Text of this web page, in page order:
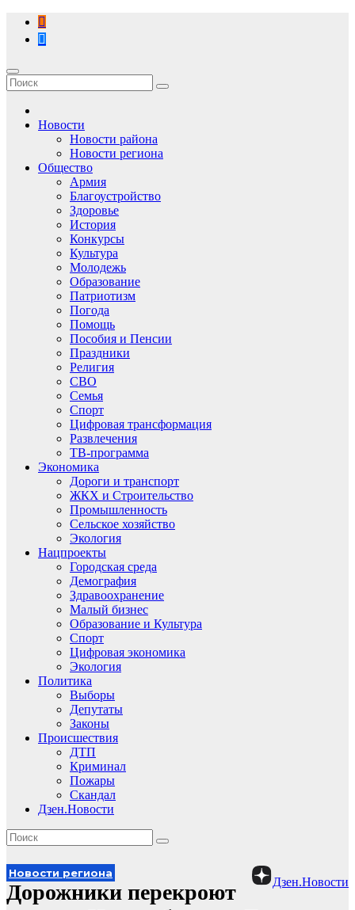
Перейти
содержимому
Новости
Новости района
Новости региона
Общество
Армия
Благоустройство
Здоровье
История
Конкурсы
Культура
Молодежь
Образование
Патриотизм
Погода
Помощь
Пособия и Пенсии
Праздники
Религия
СВО
Семья
Спорт
Цифровая трансформация
Развлечения
ТВ-программа
Экономика
Дороги и транспорт
ЖКХ и Строительство
Промышленность
Сельское хозяйство
Экология
Нацпроекты
Городская среда
Демография
Здравоохранение
Малый бизнес
Образование и Культура
Спорт
Цифровая экономика
Экология
Политика
Выборы
Депутаты
Законы
Происшествия
ДТП
Криминал
Пожары
Скандал
Дзен.Новости
Дзен.Новости
Новости региона
Дорожники перекроют